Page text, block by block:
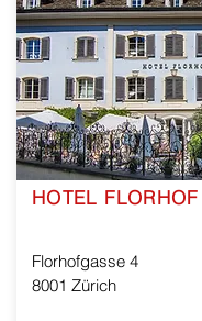
HOTEL FLORHOF
Florhofgasse 4
8001 Zürich